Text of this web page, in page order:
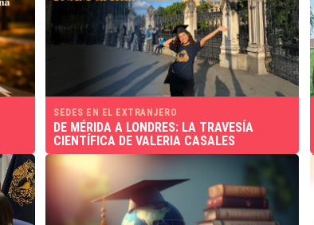
SEDES EN EL EXTRANJERO
DE MÉRIDA A LONDRES: LA TRAVESÍA
CIENTÍFICA DE VALERIA CASALES